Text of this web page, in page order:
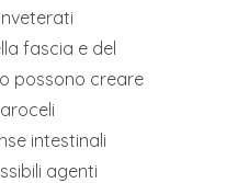
fascia e del
possono creare
intestinali
agenti